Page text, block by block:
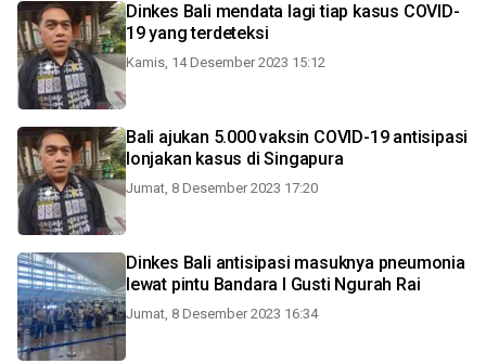
Dinkes Bali mendata lagi tiap kasus COVID-
19 yang terdeteksi
Kamis, 14 Desember 2023 15:12
Bali ajukan 5.000 vaksin COVID-19 antisipasi
lonjakan kasus di Singapura
Jumat, 8 Desember 2023 17:20
Dinkes Bali antisipasi masuknya pneumonia
lewat pintu Bandara I Gusti Ngurah Rai
Jumat, 8 Desember 2023 16:34